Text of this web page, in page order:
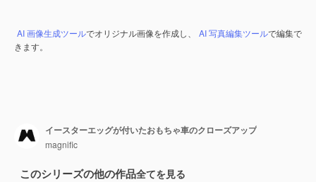
AI 画像生成ツールでオリジナル画像を作成し、 AI 写真編集ツールで編集で
きます。
イースターエッグが付いたおもちゃ車のクローズアップ
magnific
このシリーズの他の作品全てを見る